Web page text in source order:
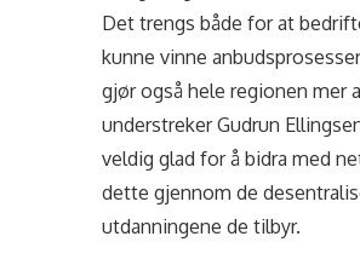
Det trengs både for at
kunne vinne
gjør også hele regionen mer
understreker Gudrun
veldig glad for å bidra med
dette gjennom de
utdanningene de tilbyr.